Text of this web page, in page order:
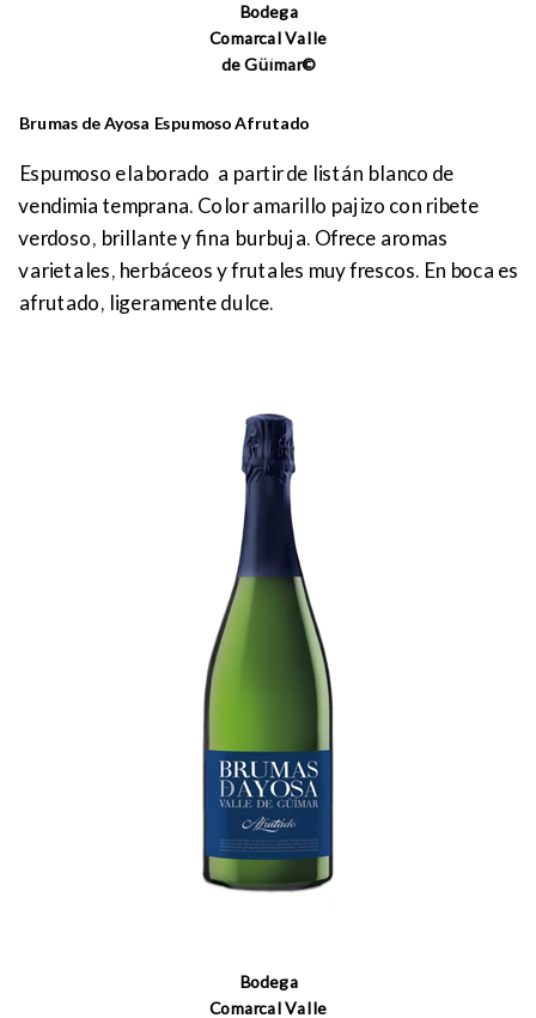
Bodega
Comarcal Valle
de Güímar©
Brumas de Ayosa Espumoso Afrutado
Espumoso elaborado a partir de listán blanco de
vendimia temprana. Color amarillo pajizo con ribete
verdoso, brillante y fina burbuja. Ofrece aromas
varietales, herbáceos y frutales muy frescos. En boca es
afrutado, ligeramente dulce.
Bodega
Comarcal Valle